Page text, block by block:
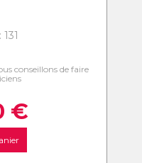
conseillons de faire
€